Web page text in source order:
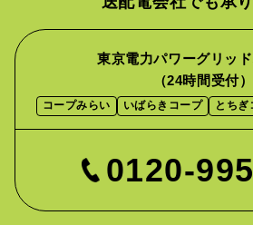
東京電力パワーグリッ
（24時間受付）
コープみらい いばらきコープ とちぎ
0120-